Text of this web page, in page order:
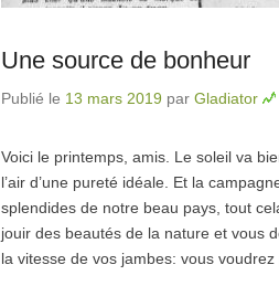
Une source de bonheur
Publié le 13 mars 2019 par Gladiator
Voici le printemps, amis. Le soleil va
l’air d’une pureté idéale. Et la
splendides de notre beau pays, tout
jouir des beautés de la nature et vous
la vitesse de vos jambes: vous voudrez